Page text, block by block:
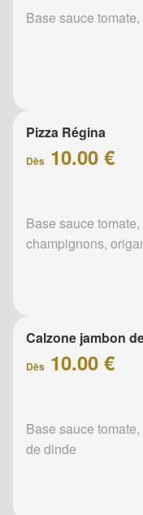
Base sauce
Pizza Régina
Dès 10.00 €
Base sauce
champignons,
Calzone jambon
Dès 10.00 €
Base sauce
de dinde